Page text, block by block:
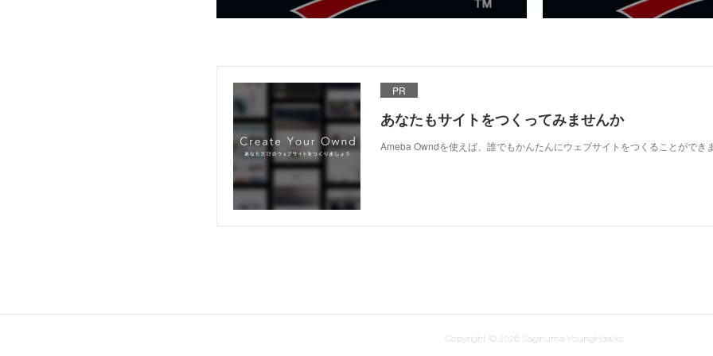
PR
あなたもサイトをつくってみませんか
Ameba Owndを使えば、誰でもかんたんにウェブサイトをつくることができ
Copyright © 2026 Saginuma YoungHawks